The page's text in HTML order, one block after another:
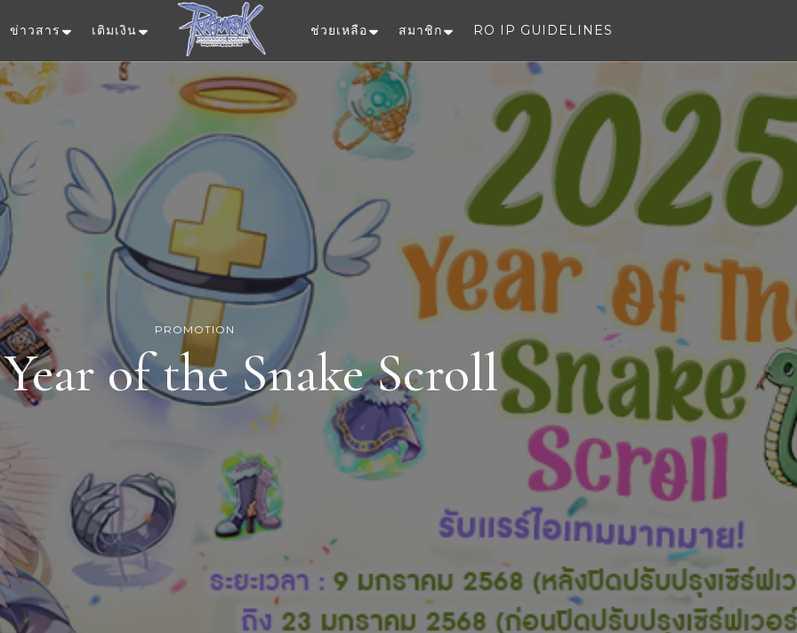
ข่าวสาร เติมเงิน
Ragnarok Online
ช่วยเหลือ สมาชิก RO IP GUIDELINES
PROMOTION
of the Snake Scroll